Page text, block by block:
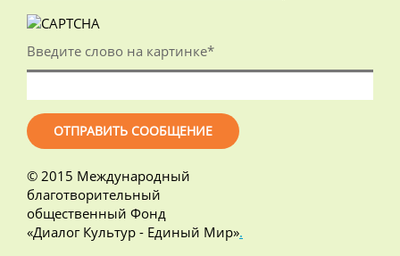
Введите слово на картинке*
© 2015 Международный
благотворительный
общественный Фонд
«Диалог Культур - Единый Мир».